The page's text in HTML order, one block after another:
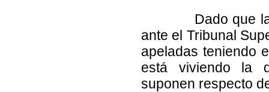
Dado que las
ante el Tribunal
apeladas teniendo
está viviendo la
suponen respecto